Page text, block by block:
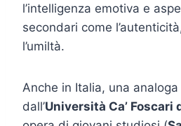
l’intelligenza emotiva e
secondari come
l’umiltà.
Anche in Italia, una
dall’Università Ca’ Foscari